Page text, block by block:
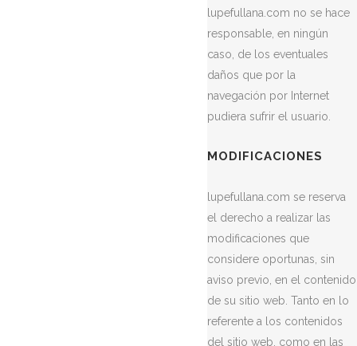
lupefullana.com no se hace
responsable, en ningún
caso, de los eventuales
daños que por la
navegación por Internet
pudiera sufrir el usuario.
MODIFICACIONES
lupefullana.com se reserva
el derecho a realizar las
modificaciones que
considere oportunas, sin
aviso previo, en el contenido
de su sitio web. Tanto en lo
referente a los contenidos
del sitio web, como en las